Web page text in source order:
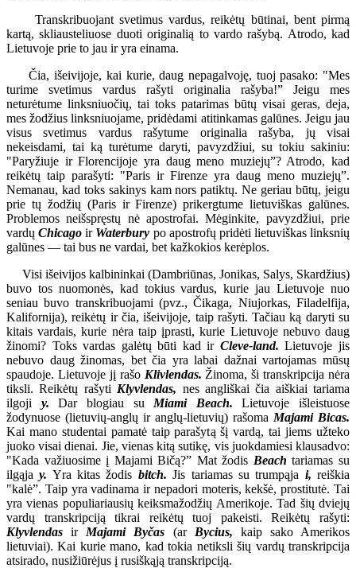
Transkribuojant svetimus vardus, reikėtų būtinai, bent pirmą
kartą, skliausteliuose duoti originalią to vardo rašybą. Atrodo, kad
Lietuvoje prie to jau ir yra einama.
Čia, išeivijoje, kai kurie, daug nepagalvoję, tuoj pasako: "Mes
turime svetimus vardus rašyti originalia rašyba!” Jeigu mes
neturėtume linksniuočių, tai toks patarimas būtų visai geras, deja,
mes žodžius linksniuojame, pridėdami atitinkamas galūnes. Jeigu jau
visus svetimus vardus rašytume originalia rašyba, jų visai
nekeisdami, tai ką turėtume daryti, pavyzdžiui, su tokiu sakiniu:
"Paryžiuje ir Florencijoje yra daug meno muziejų”? Atrodo, kad
reikėtų taip parašyti: "Paris ir Firenze yra daug meno muziejų”.
Nemanau, kad toks sakinys kam nors patiktų. Ne geriau būtų, jeigu
prie tų žodžių (Paris ir Firenze) prikergtume lietuviškas galūnes.
Problemos neišspręstų nė apostrofai. Mėginkite, pavyzdžiui, prie
vardųChicago ir Waterbury po apostrofų pridėti lietuviškas linksnių
galūnes — tai bus ne vardai, bet kažkokios kerėplos.
Visi išeivijos kalbininkai (Dambriūnas, Jonikas, Salys, Skardžius)
buvo tos nuomonės, kad tokius vardus, kurie jau Lietuvoje nuo
seniau buvo transkribuojami (pvz., Čikaga, Niujorkas, Filadelfija,
Kalifornija), reikėtų ir čia, išeivijoje, taip rašyti. Tačiau ką daryti su
kitais vardais, kurie nėra taip įprasti, kurie Lietuvoje nebuvo daug
žinomi? Toks vardas galėtų būti kad ir Cleve-land. Lietuvoje jis
nebuvo daug žinomas, bet čia yra labai dažnai vartojamas mūsų
spaudoje. Lietuvoje jį rašo Klivlendas. Žinoma, ši transkripcija nėra
tiksli. Reikėtų rašyti Klyvlendas, nes angliškai čia aiškiai tariama
ilgoji y. Dar blogiau su Miami Beach. Lietuvoje išleistuose
žodynuose (lietuvių-anglų ir anglų-lietuvių) rašoma Majami Bicas.
Kai mano studentai pamatė taip parašytą šį vardą, tai jiems užteko
juoko visai dienai. Jie, vienas kitą sutikę, vis juokdamiesi klausadvo:
"Kada važiuosime į Majami Bičą?” Mat žodis Beach tariamas su
ilgąjay. Yra kitas žodis bitch. Jis tariamas su trumpąja i, reiškia
"kalė”. Taip yra vadinama ir nepadori moteris, kekšė, prostitutė. Tai
yra vienas populiariausių keiksmažodžių Amerikoje. Tad šių dviejų
vardų transkripciją tikrai reikėtų tuoj pakeisti. Reikėtų rašyti:
Klyvlendas ir Majami Byčas (ar Bycius, kaip sako Amerikos
lietuviai). Kai kurie mano, kad tokia netiksli šių vardų transkripcija
atsirado, nusižiūrėjus į rusiškąją transkripciją.